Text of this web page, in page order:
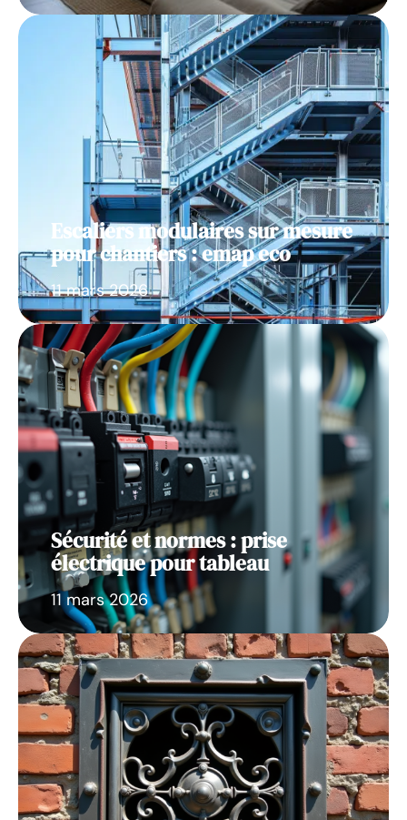
Escaliers modulaires sur mesure
pour chantiers : emap eco
11 mars 2026
Sécurité et normes : prise
électrique pour tableau
11 mars 2026